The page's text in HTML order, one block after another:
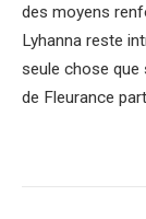
des moyens
Lyhanna reste
seule chose que
de Fleurance